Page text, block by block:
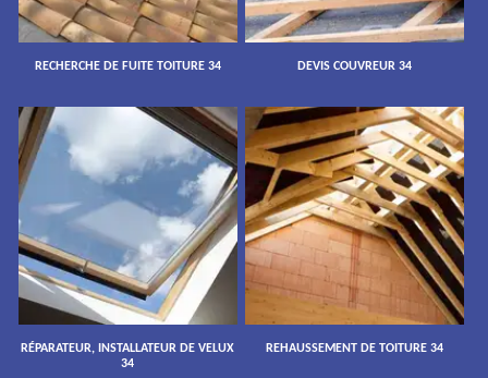
RECHERCHE DE FUITE TOITURE 34 DEVIS COUVREUR 34
RÉPARATEUR, INSTALLATEUR DE VELUX
34
REHAUSSEMENT DE TOITURE 34